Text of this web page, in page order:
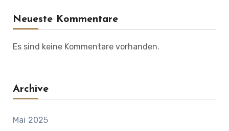
Neueste Kommentare
Es sind keine Kommentare vorhanden.
Archive
Mai 2025